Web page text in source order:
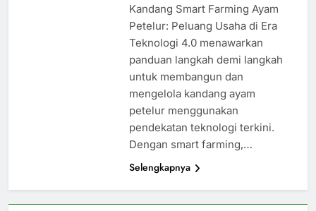
Kandang Smart Farming Ayam
Petelur: Peluang Usaha di Era
Teknologi 4.0 menawarkan
panduan langkah demi langkah
untuk membangun dan
mengelola kandang ayam
petelur menggunakan
pendekatan teknologi terkini.
Dengan smart farming,…
Selengkapnya